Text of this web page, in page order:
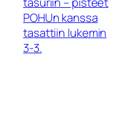
POHUn kanssa
tasattiin lukemin
3-3.